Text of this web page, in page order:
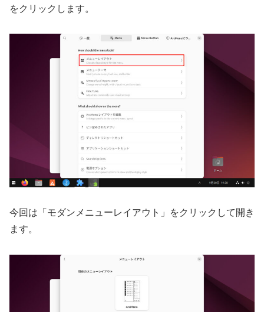
をクリックします。
今回は「モダンメニューレイアウト」をクリックして開き
ます。